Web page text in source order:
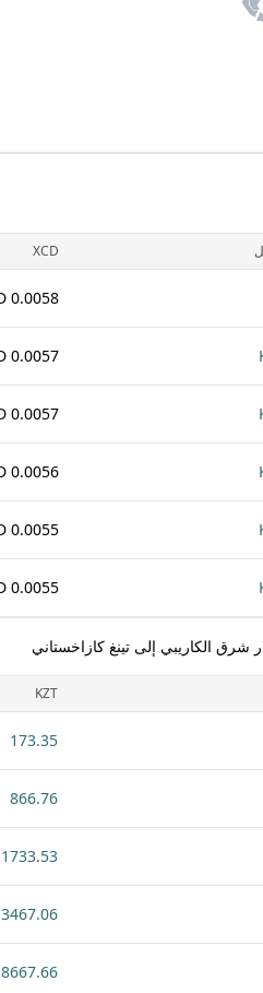
XCD
0.0058 XCD
0.0057 XCD
0.0057 XCD
0.0056 XCD
0.0055 XCD
0.0055 XCD
شرق الكاريبي إلى تينغ كازاخستاني
KZT
173.35
866.76
1733.53
3467.06
8667.66